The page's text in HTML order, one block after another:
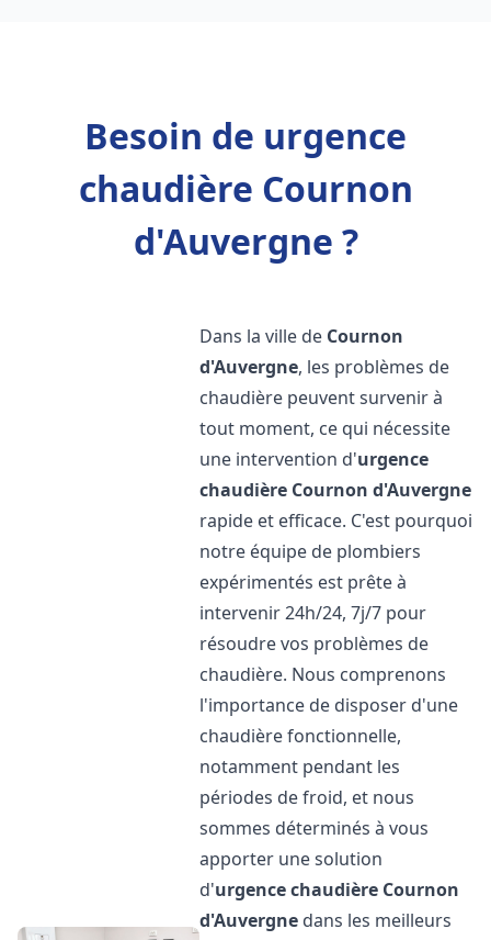
Besoin de urgence
chaudière Cournon
d'Auvergne ?
Dans la ville de Cournon
d'Auvergne, les problèmes de
chaudière peuvent survenir à
tout moment, ce qui nécessite
une intervention d'urgence
chaudière Cournon d'Auvergne
rapide et efficace. C'est pourquoi
notre équipe de plombiers
expérimentés est prête à
intervenir 24h/24, 7j/7 pour
résoudre vos problèmes de
chaudière. Nous comprenons
l'importance de disposer d'une
chaudière fonctionnelle,
notamment pendant les
périodes de froid, et nous
sommes déterminés à vous
apporter une solution
d'urgence chaudière Cournon
d'Auvergne dans les meilleurs